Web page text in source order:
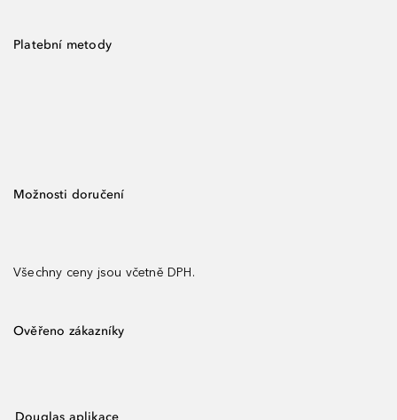
Platební metody
Možnosti doručení
Všechny ceny jsou včetně DPH.
Ověřeno zákazníky
Douglas aplikace